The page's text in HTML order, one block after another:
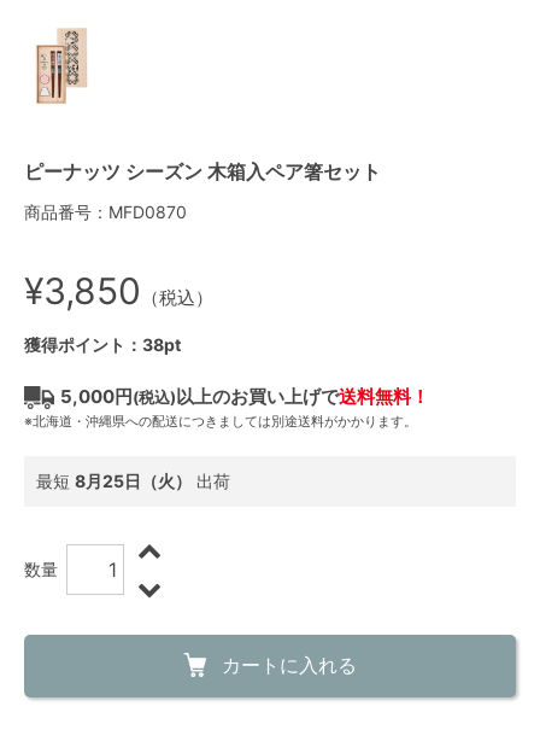
ピーナッツ シーズン 木箱入ペア箸セット
商品番号：MFD0870
¥3,850 （税込）
獲得ポイント：38pt
5,000円(税込)以上のお買い上げで送料無料！
※北海道・沖縄県への配送につきましては別途送料がかかります。
最短 8月25日（火） 出荷
数量
カートに入れる